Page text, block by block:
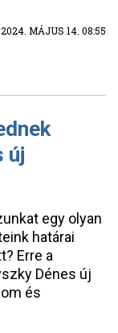
2024. MÁJUS 14. 08:55
új
egy olyan
határai
Erre a
Dénes új
és